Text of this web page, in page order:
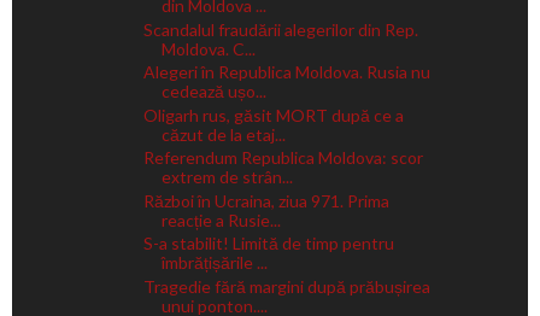
din Moldova ...
Scandalul fraudării alegerilor din Rep.
Moldova. C...
Alegeri în Republica Moldova. Rusia nu
cedează ușo...
Oligarh rus, găsit MORT după ce a
căzut de la etaj...
Referendum Republica Moldova: scor
extrem de strân...
Război în Ucraina, ziua 971. Prima
reacție a Rusie...
S-a stabilit! Limită de timp pentru
îmbrățișările ...
Tragedie fără margini după prăbușirea
unui ponton....